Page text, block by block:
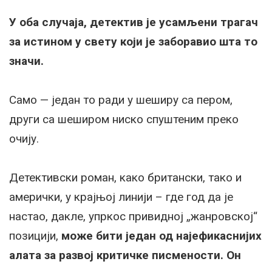
У оба случаја, детектив је усамљени трагач
за истином у свету који је заборавио шта то
значи.
Само — један то ради у шеширу са пером,
други са шеширом ниско спуштеним преко
очију.
Детективски роман, како британски, тако и
амерички, у крајњој линији – где год да је
настао, дакле, упркос привидној „жанровској“
позицији, може бити један од најефикаснијих
алата за развој критичке писмености. Он